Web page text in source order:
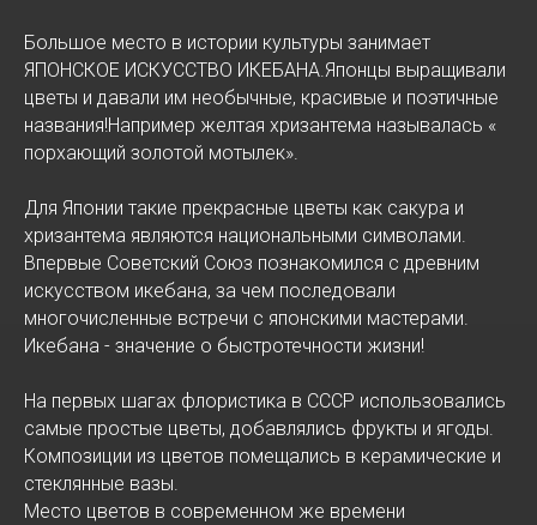
Большое место в истории культуры занимает
ЯПОНСКОЕ ИСКУССТВО ИКЕБАНА.Японцы выращивали
цветы и давали им необычные, красивые и поэтичные
названия!Например желтая хризантема называлась «
порхающий золотой мотылек».
Для Японии такие прекрасные цветы как сакура и
хризантема являются национальными символами.
Впервые Советский Союз познакомился с древним
искусством икебана, за чем последовали
многочисленные встречи с японскими мастерами.
Икебана - значение о быстротечности жизни!
На первых шагах флористика в СССР использовались
самые простые цветы, добавлялись фрукты и ягоды.
Композиции из цветов помещались в керамические и
стеклянные вазы.
Место цветов в современном же времени